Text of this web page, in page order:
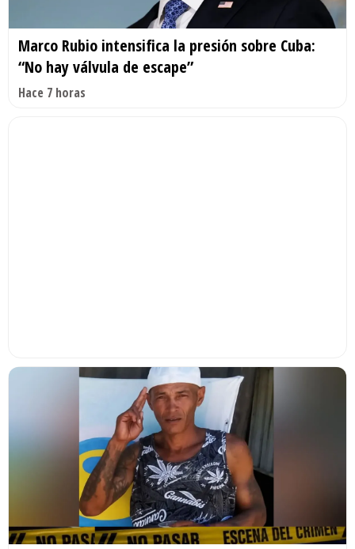
Marco Rubio intensifica la presión sobre Cuba:
“No hay válvula de escape”
Hace 7 horas